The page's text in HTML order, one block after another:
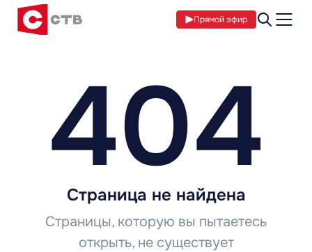
Прямой эфир
404
Страница не найдена
Страницы, которую вы пытаетесь
открыть, не существует